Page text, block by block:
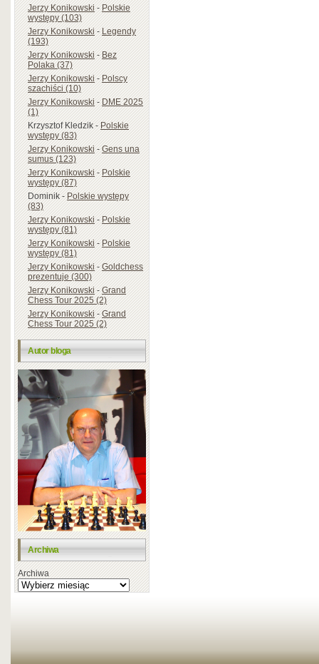
Jerzy Konikowski-Polskie
występy (103)
Jerzy Konikowski-Legendy
(193)
Jerzy Konikowski-Bez
Polaka (37)
Jerzy Konikowski-Polscy
szachiści (10)
Jerzy Konikowski-DME 2025
(1)
Krzysztof Kledzik-Polskie
występy (83)
Jerzy Konikowski-Gens una
sumus (123)
Jerzy Konikowski-Polskie
występy (87)
Dominik-Polskie występy
(83)
Jerzy Konikowski-Polskie
występy (81)
Jerzy Konikowski-Polskie
występy (81)
Jerzy Konikowski-Goldchess
prezentuje (300)
Jerzy Konikowski-Grand
Chess Tour 2025 (2)
Jerzy Konikowski-Grand
Chess Tour 2025 (2)
Autor bloga
Archiwa
Archiwa